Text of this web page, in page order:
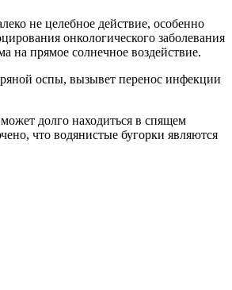
не целебное действие, особенно
онкологического заболевания
на прямое солнечное воздействие.
оспы, вызывет перенос инфекции
долго находиться в спящем
что водянистые бугорки являются